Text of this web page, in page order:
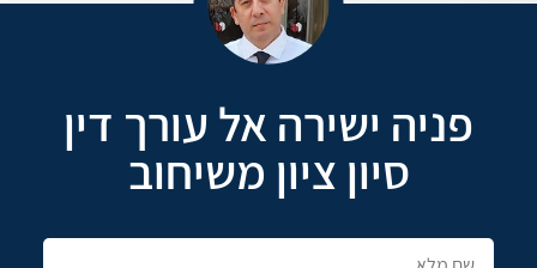
פניה ישירה אל עורך דין
סיון ציון משיחוב